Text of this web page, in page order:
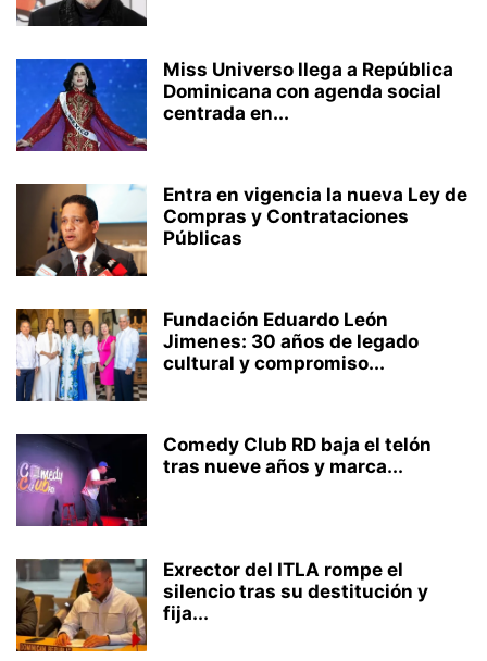
Miss Universo llega a República
Dominicana con agenda social
centrada en...
Entra en vigencia la nueva Ley de
Compras y Contrataciones
Públicas
Fundación Eduardo León
Jimenes: 30 años de legado
cultural y compromiso...
Comedy Club RD baja el telón
tras nueve años y marca...
Exrector del ITLA rompe el
silencio tras su destitución y
fija...